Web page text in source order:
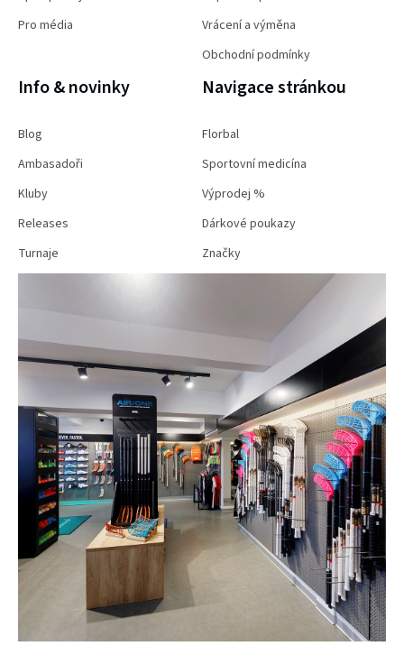
Pro média
Vrácení a výměna
Obchodní podmínky
Info & novinky
Blog
Ambasadoři
Kluby
Releases
Turnaje
Navigace stránkou
Florbal
Sportovní medicína
Výprodej %
Dárkové poukazy
Značky